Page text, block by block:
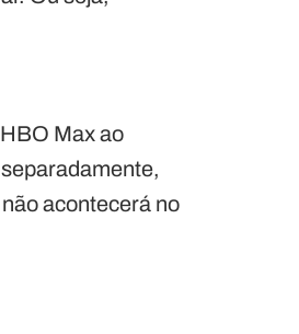
Max ao
acontecerá no